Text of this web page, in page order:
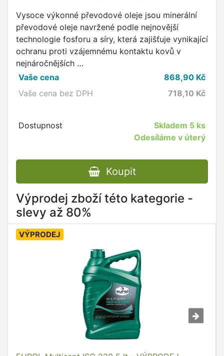
Vysoce výkonné převodové oleje jsou minerální
převodové oleje navržené podle nejnovější
technologie fosforu a síry, která zajišťuje vynikající
ochranu proti vzájemnému kontaktu kovů v
nejnáročnějších …
Vaše cena
868,90 Kč
Vaše cena bez DPH
718,10 Kč
Dostupnost Skladem 5 ks
Odesíláme v úterý
Koupit
Výprodej zboží této kategorie -
slevy až 80%
VÝPRODEJ